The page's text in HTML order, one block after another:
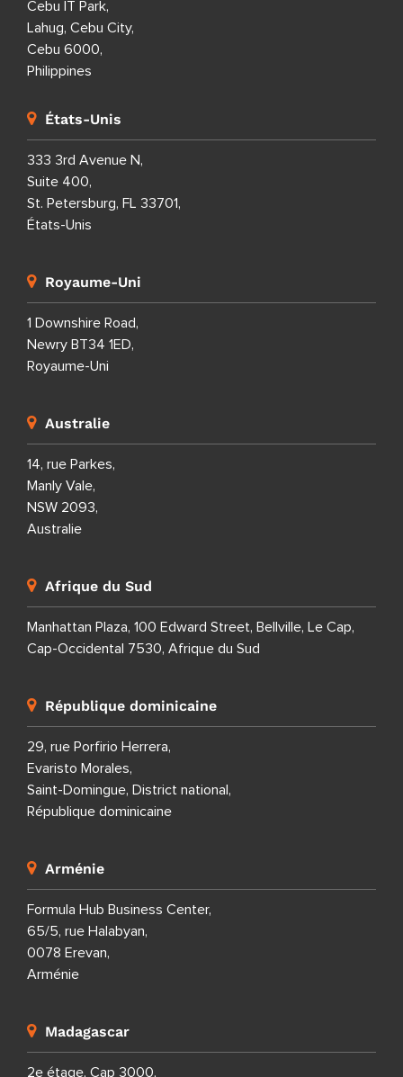
Cebu IT Park,
Lahug, Cebu City,
Cebu 6000,
Philippines
États-Unis
333 3rd Avenue N,
Suite 400,
St. Petersburg, FL 33701,
États-Unis
Royaume-Uni
1 Downshire Road,
Newry BT34 1ED,
Royaume-Uni
Australie
14, rue Parkes,
Manly Vale,
NSW 2093,
Australie
Afrique du Sud
Manhattan Plaza, 100 Edward Street, Bellville, Le Cap,
Cap-Occidental 7530, Afrique du Sud
République dominicaine
29, rue Porfirio Herrera,
Evaristo Morales,
Saint-Domingue, District national,
République dominicaine
Arménie
Formula Hub Business Center,
65/5, rue Halabyan,
0078 Erevan,
Arménie
Madagascar
2e étage, Cap 3000,